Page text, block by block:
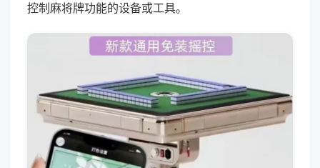
控制麻将牌功能的设备或工具。